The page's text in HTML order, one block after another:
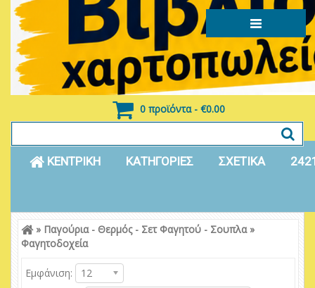
0 προϊόντα - €0.00
ΚΕΝΤΡΙΚΗ ΚΑΤΗΓΟΡΙΕΣ ΣΧΕΤΙΚΑ
Είσοδος Εγγραφή
» Παγούρια - Θερμός - Σετ Φαγητού - Σουπλα»
Φαγητοδοχεία
Εμφάνιση:
12